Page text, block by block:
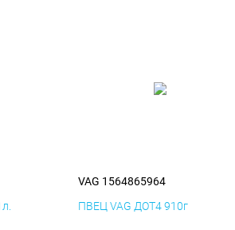
VAG 1564865964
ПВЕЦ VAG ДОТ4 910г